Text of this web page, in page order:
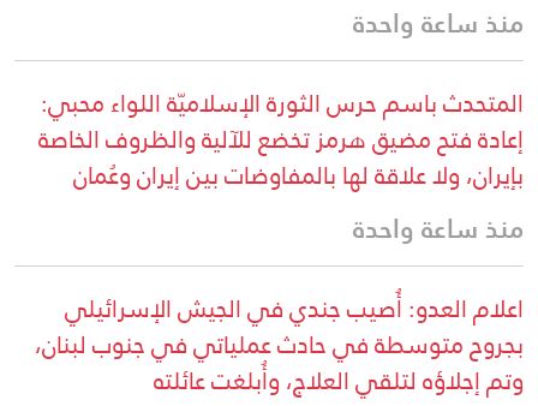
منذ ساعة واحدة
المتحدث باسم حرس الثورة الإسلاميّة اللواء محبي:
إعادة فتح مضيق هرمز تخضع للآلية والظروف الخاصة
بإيران، ولا علاقة لها بالمفاوضات بين إيران وعُمان
منذ ساعة واحدة
اعلام العدو: أُصيب جندي في الجيش الإسرائيلي
بجروح متوسطة في حادث عملياتي في جنوب لبنان،
وتم إجلاؤه لتلقي العلاج، وأُبلغت عائلته